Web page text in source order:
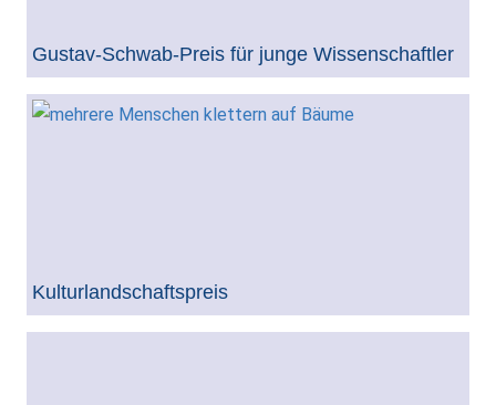
Gustav-Schwab-Preis für junge Wissenschaftler
Kulturlandschaftspreis